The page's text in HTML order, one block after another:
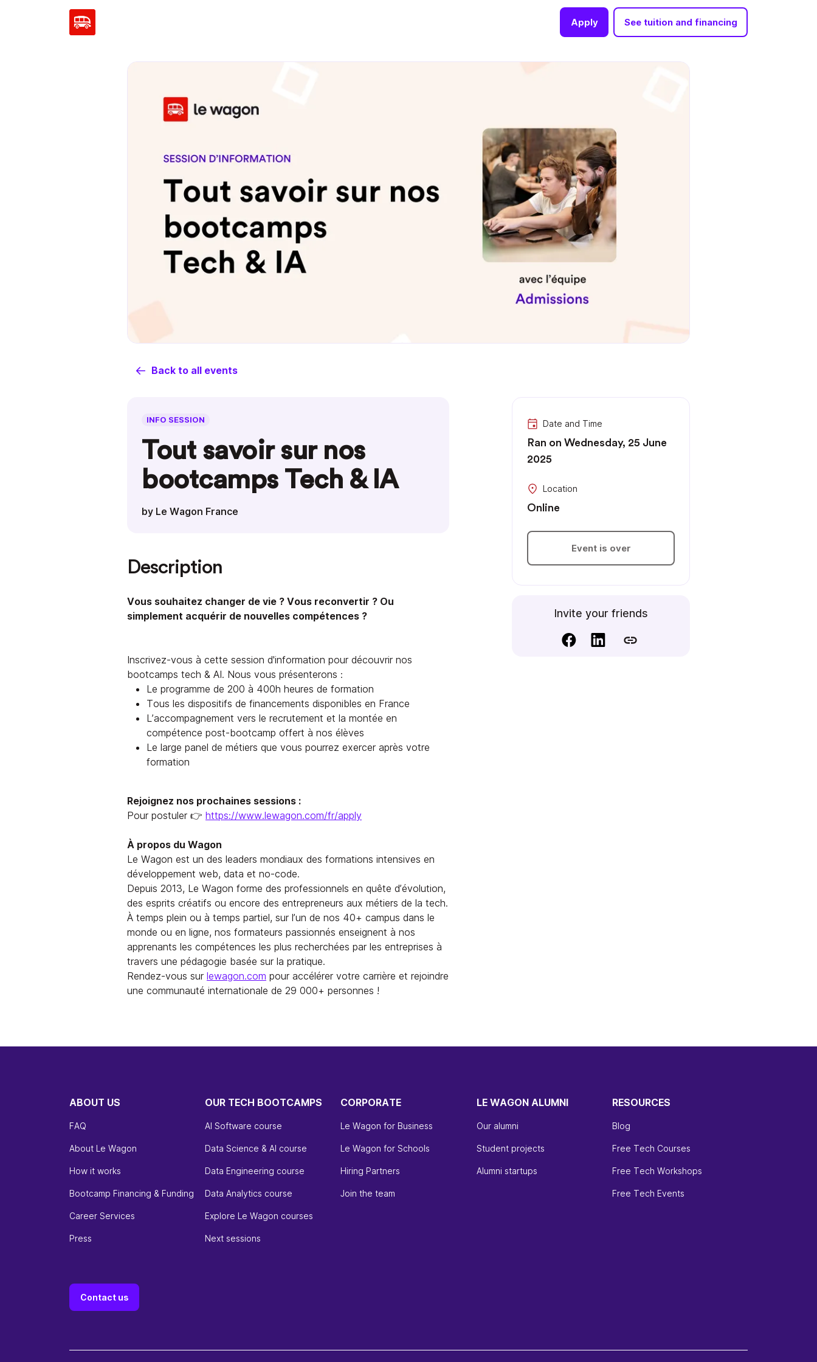
Apply See tuition and financing
Back to all events
INFO SESSION
Tout savoir sur nos
bootcamps Tech & IA
by Le Wagon France
Description
Vous souhaitez changer de vie ? Vous reconvertir ? Ou
simplement acquérir de nouvelles compétences ?
Inscrivez-vous à cette session d'information pour découvrir nos
bootcamps tech & AI. Nous vous présenterons :
Le programme de 200 à 400h heures de formation
Tous les dispositifs de financements disponibles en France
L’accompagnement vers le recrutement et la montée en
compétence post-bootcamp offert à nos élèves
Le large panel de métiers que vous pourrez exercer après votre
formation
Rejoignez nos prochaines sessions :
Pour postuler 👉 https://www.lewagon.com/fr/apply
À propos du Wagon
Le Wagon est un des leaders mondiaux des formations intensives en
développement web, data et no-code.
Depuis 2013, Le Wagon forme des professionnels en quête d’évolution,
des esprits créatifs ou encore des entrepreneurs aux métiers de la tech.
À temps plein ou à temps partiel, sur l’un de nos 40+ campus dans le
monde ou en ligne, nos formateurs passionnés enseignent à nos
apprenants les compétences les plus recherchées par les entreprises à
travers une pédagogie basée sur la pratique.
Rendez-vous sur lewagon.com pour accélérer votre carrière et rejoindre
une communauté internationale de 29 000+ personnes !
Date and Time
Ran on Wednesday, 25 June
2025
Location
Online
Event is over
Invite your friends
ABOUT US
FAQ
About Le Wagon
How it works
Bootcamp Financing & Funding
Career Services
Press
OUR TECH BOOTCAMPS
AI Software course
Data Science & AI course
Data Engineering course
Data Analytics course
Explore Le Wagon courses
Next sessions
CORPORATE
Le Wagon for Business
Le Wagon for Schools
Hiring Partners
Join the team
LE WAGON ALUMNI
Our alumni
Student projects
Alumni startups
RESOURCES
Blog
Free Tech Courses
Free Tech Workshops
Free Tech Events
Contact us